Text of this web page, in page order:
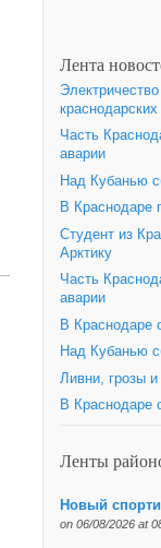
Лента
Часть
аварии
Над Кубанью
В Краснодаре
Студент из
Арктику
Часть
аварии
В Краснодаре
Над Кубанью
Ливни, грозы
В Краснодаре
Ленты
Новый
on 06/08/2026 at